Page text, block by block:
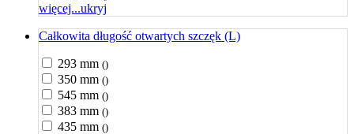
więcej...ukryj
Całkowita długość otwartych szczęk (L)
293 mm ()
350 mm ()
545 mm ()
383 mm ()
435 mm ()